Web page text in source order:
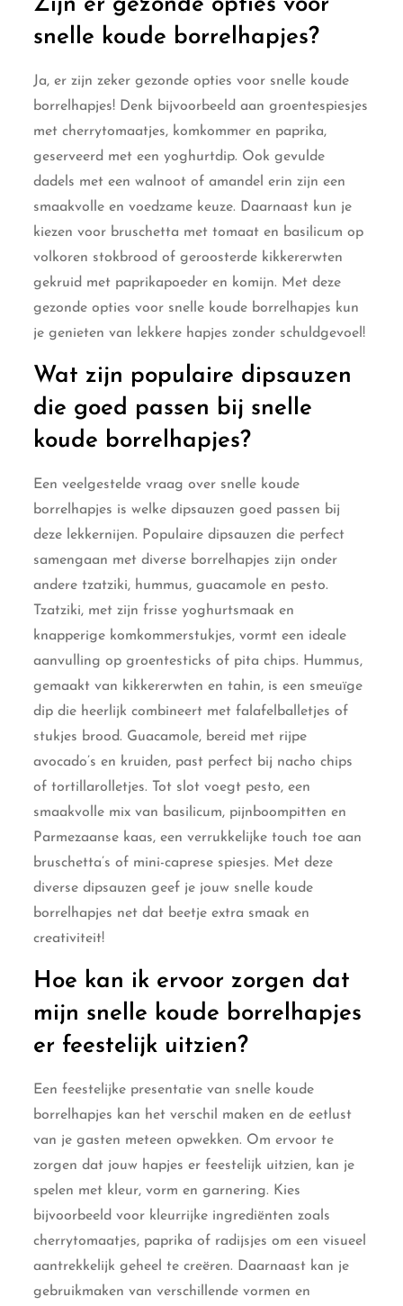
Zijn er gezonde opties voor
snelle koude borrelhapjes?
Ja, er zijn zeker gezonde opties voor snelle koude
borrelhapjes! Denk bijvoorbeeld aan groentespiesjes
met cherrytomaatjes, komkommer en paprika,
geserveerd met een yoghurtdip. Ook gevulde
dadels met een walnoot of amandel erin zijn een
smaakvolle en voedzame keuze. Daarnaast kun je
kiezen voor bruschetta met tomaat en basilicum op
volkoren stokbrood of geroosterde kikkererwten
gekruid met paprikapoeder en komijn. Met deze
gezonde opties voor snelle koude borrelhapjes kun
je genieten van lekkere hapjes zonder schuldgevoel!
Wat zijn populaire dipsauzen
die goed passen bij snelle
koude borrelhapjes?
Een veelgestelde vraag over snelle koude
borrelhapjes is welke dipsauzen goed passen bij
deze lekkernijen. Populaire dipsauzen die perfect
samengaan met diverse borrelhapjes zijn onder
andere tzatziki, hummus, guacamole en pesto.
Tzatziki, met zijn frisse yoghurtsmaak en
knapperige komkommerstukjes, vormt een ideale
aanvulling op groentesticks of pita chips. Hummus,
gemaakt van kikkererwten en tahin, is een smeuïge
dip die heerlijk combineert met falafelballetjes of
stukjes brood. Guacamole, bereid met rijpe
avocado’s en kruiden, past perfect bij nacho chips
of tortillarolletjes. Tot slot voegt pesto, een
smaakvolle mix van basilicum, pijnboompitten en
Parmezaanse kaas, een verrukkelijke touch toe aan
bruschetta’s of mini-caprese spiesjes. Met deze
diverse dipsauzen geef je jouw snelle koude
borrelhapjes net dat beetje extra smaak en
creativiteit!
Hoe kan ik ervoor zorgen dat
mijn snelle koude borrelhapjes
er feestelijk uitzien?
Een feestelijke presentatie van snelle koude
borrelhapjes kan het verschil maken en de eetlust
van je gasten meteen opwekken. Om ervoor te
zorgen dat jouw hapjes er feestelijk uitzien, kan je
spelen met kleur, vorm en garnering. Kies
bijvoorbeeld voor kleurrijke ingrediënten zoals
cherrytomaatjes, paprika of radijsjes om een visueel
aantrekkelijk geheel te creëren. Daarnaast kan je
gebruikmaken van verschillende vormen en